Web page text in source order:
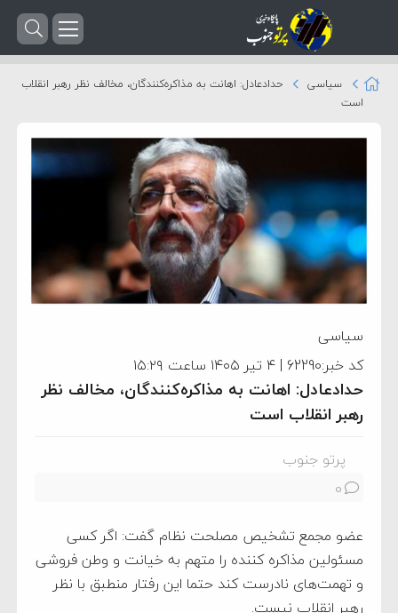
سیاسی
حدادعادل: اهانت به مذاکره‌کنندگان، مخالف نظر رهبر انقلاب
است
سیاسی
کد خبر:62290 | ۴ تیر ۱۴۰۵ ساعت ۱۵:۲۹
حدادعادل: اهانت به مذاکره‌کنندگان، مخالف نظر
رهبر انقلاب است
پرتو جنوب
0
عضو مجمع تشخیص مصلحت نظام گفت: اگر کسی
مسئولین مذاکره کننده را متهم به خیانت و وطن فروشی
و تهمت‌های نادرست کند حتما این رفتار منطبق با نظر
رهبر انقلاب نیست.